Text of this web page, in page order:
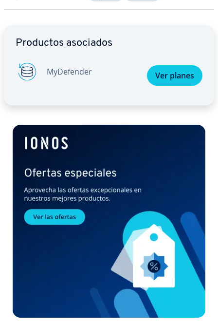
Productos asociados
My­De­fe­n­der Ver planes